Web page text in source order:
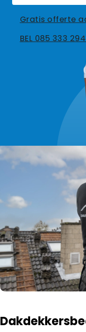
Gratis offerte
BEL 085 333